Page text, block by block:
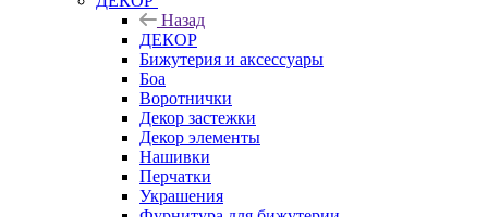
Назад
ДЕКОР
Бижутерия и аксессуары
Боа
Воротнички
Декор застежки
Декор элементы
Нашивки
Перчатки
Украшения